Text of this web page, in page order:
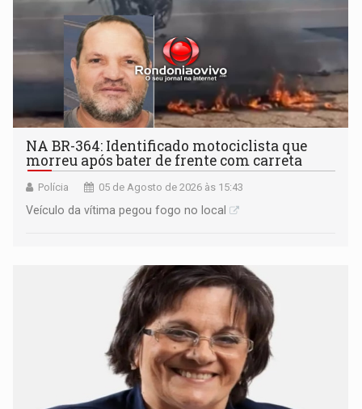
NA BR-364: Identificado motociclista que
morreu após bater de frente com carreta
Polícia 05 de Agosto de 2026 às 15:43
Veículo da vítima pegou fogo no local